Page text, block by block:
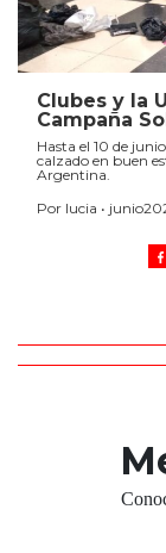
Clubes y la
Campaña
Hasta el 10 de
calzado en buen
Argentina.
Por lucia •